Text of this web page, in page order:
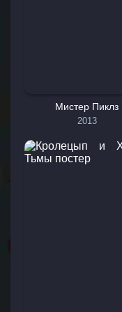
Мистер Пиклз
2013